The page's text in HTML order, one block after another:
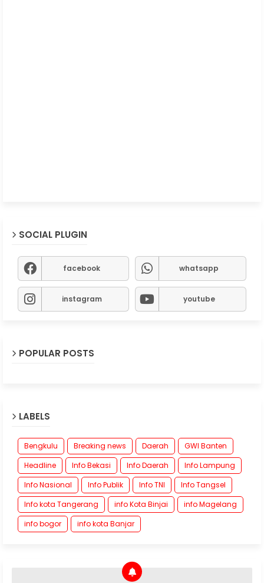
SOCIAL PLUGIN
facebook whatsapp
instagram youtube
POPULAR POSTS
LABELS
Bengkulu Breaking news Daerah
GWI Banten
Headline
Info Bekasi Info Daerah
Info Lampung
Info Nasional
Info Publik Info TNI
Info Tangsel
Info kota Tangerang
info Kota Binjai
info Magelang
info bogor
info kota Banjar